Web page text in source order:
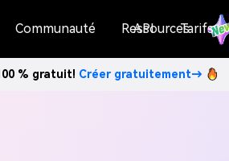
Communauté Ressources
API Tarifs
% gratuit! Créer gratuitement→